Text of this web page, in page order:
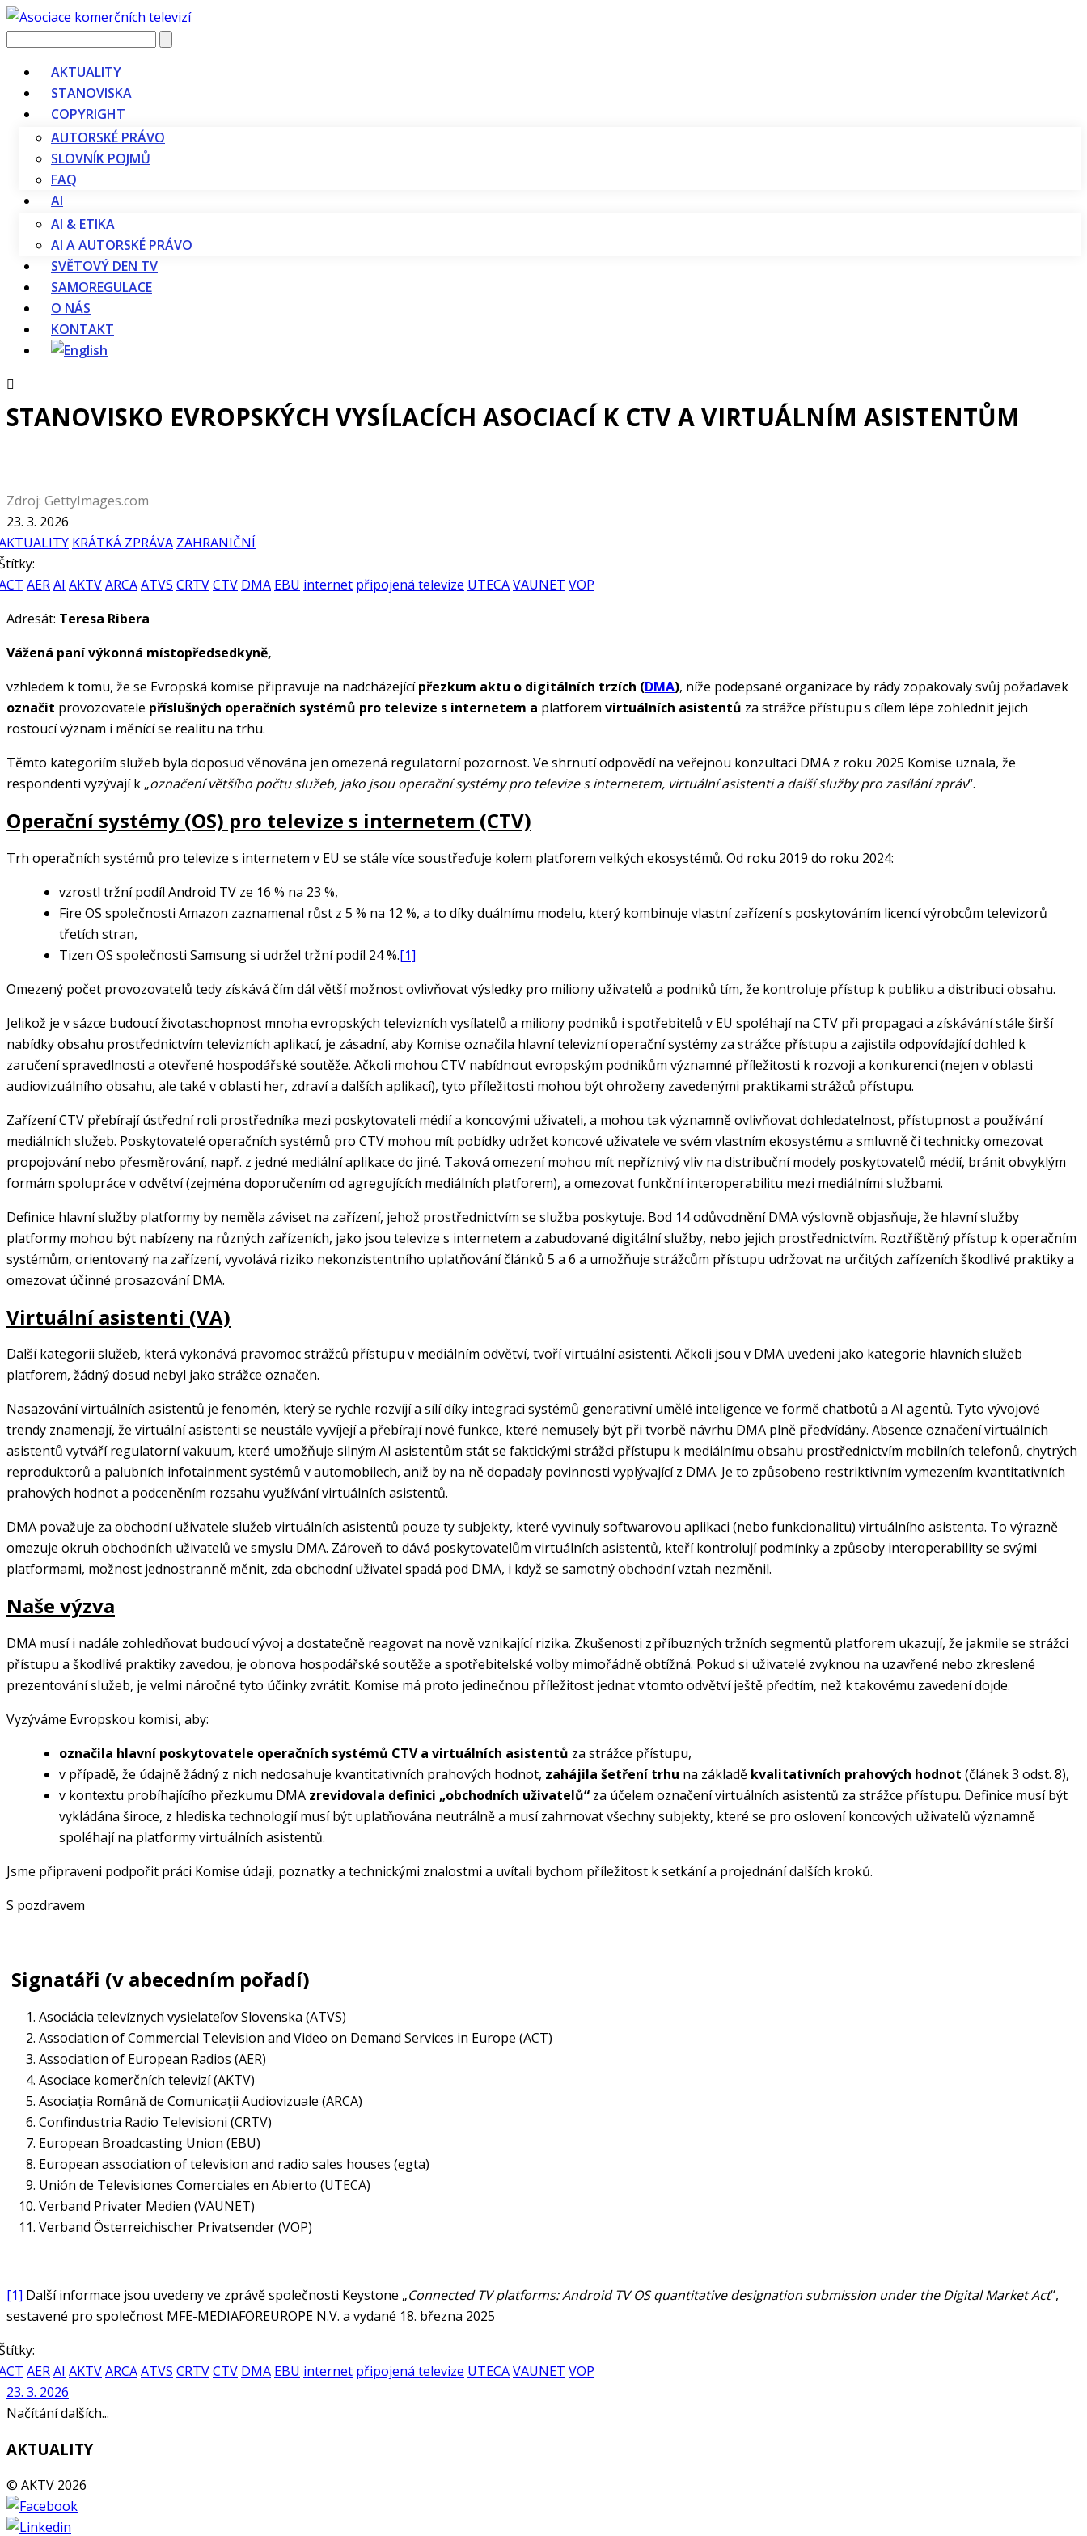
Vyhledávání
AKTUALITY
STANOVISKA
COPYRIGHT
AUTORSKÉ PRÁVO
SLOVNÍK POJMŮ
FAQ
AI
AI & ETIKA
AI A AUTORSKÉ PRÁVO
SVĚTOVÝ DEN TV
SAMOREGULACE
O NÁS
KONTAKT
STANOVISKO EVROPSKÝCH VYSÍLACÍCH ASOCIACÍ K CTV A VIRTUÁLNÍM ASISTENTŮM
Zdroj: GettyImages.com
23. 3. 2026
KRÁTKÁ ZPRÁVA ZAHRANIČNÍ
AERAI AKTVARCAATVS CRTVCTV DMA EBU internet připojená televize UTECAVAUNET VOP
Adresát: Teresa Ribera
Vážená paní výkonná místopředsedkyně,
vzhledem k tomu, že se Evropská komise připravuje na nadcházejícípřezkum aktu o digitálních trzích (DMA), níže podepsané organizace by rády zopakovaly svůj požadavek
označit provozovatele příslušných operačních systémů pro televize s internetem a platforem virtuálních asistentů za strážce přístupu s cílem lépe zohlednit jejich
rostoucí význam i měnící se realitu na trhu.
Těmto kategoriím služeb byla doposud věnována jen omezená regulatorní pozornost. Ve shrnutí odpovědí na veřejnou konzultaci DMA z roku 2025 Komise uznala, že
respondenti vyzývají k „označení většího počtu služeb, jako jsou operační systémy pro televize s internetem, virtuální asistenti a další služby pro zasílání zpráv“.
Operační systémy (OS) pro televize s internetem (CTV)
Trh operačních systémů pro televize s internetem v EU se stále více soustřeďuje kolem platforem velkých ekosystémů. Od roku 2019 do roku 2024:
vzrostl tržní podíl Android TV ze 16 % na 23 %,
Fire OS společnosti Amazon zaznamenal růst z 5 % na 12 %, a to díky duálnímu modelu, který kombinuje vlastní zařízení s poskytováním licencí výrobcům televizorů
třetích stran,
Tizen OS společnosti Samsung si udržel tržní podíl 24 %.[1]
Omezený počet provozovatelů tedy získává čím dál větší možnost ovlivňovat výsledky pro miliony uživatelů a podniků tím, že kontroluje přístup k publiku a distribuci obsahu.
Jelikož je v sázce budoucí životaschopnost mnoha evropských televizních vysílatelů a miliony podniků i spotřebitelů v EU spoléhají na CTV při propagaci a získávání stále širší
nabídky obsahu prostřednictvím televizních aplikací, je zásadní, aby Komise označila hlavní televizní operační systémy za strážce přístupu a zajistila odpovídající dohled k
zaručení spravedlnosti a otevřené hospodářské soutěže. Ačkoli mohou CTV nabídnout evropským podnikům významné příležitosti k rozvoji a konkurenci (nejen v oblasti
audiovizuálního obsahu, ale také v oblasti her, zdraví a dalších aplikací), tyto příležitosti mohou být ohroženy zavedenými praktikami strážců přístupu.
Zařízení CTV přebírají ústřední roli prostředníka mezi poskytovateli médií a koncovými uživateli, a mohou tak významně ovlivňovat dohledatelnost, přístupnost a používání
mediálních služeb. Poskytovatelé operačních systémů pro CTV mohou mít pobídky udržet koncové uživatele ve svém vlastním ekosystému a smluvně či technicky omezovat
propojování nebo přesměrování, např. z jedné mediální aplikace do jiné. Taková omezení mohou mít nepříznivý vliv na distribuční modely poskytovatelů médií, bránit obvyklým
formám spolupráce v odvětví (zejména doporučením od agregujících mediálních platforem), a omezovat funkční interoperabilitu mezi mediálními službami.
Definice hlavní služby platformy by neměla záviset na zařízení, jehož prostřednictvím se služba poskytuje. Bod 14 odůvodnění DMA výslovně objasňuje, že hlavní služby
platformy mohou být nabízeny na různých zařízeních, jako jsou televize s internetem a zabudované digitální služby, nebo jejich prostřednictvím. Roztříštěný přístup k operačním
systémům, orientovaný na zařízení, vyvolává riziko nekonzistentního uplatňování článků 5 a 6 a umožňuje strážcům přístupu udržovat na určitých zařízeních škodlivé praktiky a
omezovat účinné prosazování DMA.
Virtuální asistenti (VA)
Další kategorii služeb, která vykonává pravomoc strážců přístupu v mediálním odvětví, tvoří virtuální asistenti. Ačkoli jsou v DMA uvedeni jako kategorie hlavních služeb
platforem, žádný dosud nebyl jako strážce označen.
Nasazování virtuálních asistentů je fenomén, který se rychle rozvíjí a sílí díky integraci systémů generativní umělé inteligence ve formě chatbotů a AI agentů. Tyto vývojové
trendy znamenají, že virtuální asistenti se neustále vyvíjejí a přebírají nové funkce, které nemusely být při tvorbě návrhu DMA plně předvídány. Absence označení virtuálních
asistentů vytváří regulatorní vakuum, které umožňuje silným AI asistentům stát se faktickými strážci přístupu k mediálnímu obsahu prostřednictvím mobilních telefonů, chytrých
reproduktorů a palubních infotainment systémů v automobilech, aniž by na ně dopadaly povinnosti vyplývající z DMA. Je to způsobeno restriktivním vymezením kvantitativních
prahových hodnot a podceněním rozsahu využívání virtuálních asistentů.
DMA považuje za obchodní uživatele služeb virtuálních asistentů pouze ty subjekty, které vyvinuly softwarovou aplikaci (nebo funkcionalitu) virtuálního asistenta. To výrazně
omezuje okruh obchodních uživatelů ve smyslu DMA. Zároveň to dává poskytovatelům virtuálních asistentů, kteří kontrolují podmínky a způsoby interoperability se svými
platformami, možnost jednostranně měnit, zda obchodní uživatel spadá pod DMA, i když se samotný obchodní vztah nezměnil.
Naše výzva
DMA musí i nadále zohledňovat budoucí vývoj a dostatečně reagovat na nově vznikající rizika. Zkušenosti z příbuzných tržních segmentů platforem ukazují, že jakmile se strážci
přístupu a škodlivé praktiky zavedou, je obnova hospodářské soutěže a spotřebitelské volby mimořádně obtížná. Pokud si uživatelé zvyknou na uzavřené nebo zkreslené
prezentování služeb, je velmi náročné tyto účinky zvrátit. Komise má proto jedinečnou příležitost jednat v tomto odvětví ještě předtím, než k takovému zavedení dojde.
Vyzýváme Evropskou komisi, aby:
označila hlavní poskytovatele operačních systémů CTV a virtuálních asistentů za strážce přístupu,
v případě, že údajně žádný z nich nedosahuje kvantitativních prahových hodnot, zahájila šetření trhu na základě kvalitativních prahových hodnot (článek 3 odst. 8),
v kontextu probíhajícího přezkumu DMA zrevidovala definici „obchodních uživatelů“ za účelem označení virtuálních asistentů za strážce přístupu. Definice musí být
vykládána široce, z hlediska technologií musí být uplatňována neutrálně a musí zahrnovat všechny subjekty, které se pro oslovení koncových uživatelů významně
spoléhají na platformy virtuálních asistentů.
Jsme připraveni podpořit práci Komise údaji, poznatky a technickými znalostmi a uvítali bychom příležitost k setkání a projednání dalších kroků.
S pozdravem
Signatáři (v abecedním pořadí)
Asociácia televíznych vysielateľov Slovenska (ATVS)
Association of Commercial Television and Video on Demand Services in Europe (ACT)
Association of European Radios (AER)
Asociace komerčních televizí (AKTV)
Asociația Română de Comunicații Audiovizuale (ARCA)
Confindustria Radio Televisioni (CRTV)
European Broadcasting Union (EBU)
European association of television and radio sales houses (egta)
Unión de Televisiones Comerciales en Abierto (UTECA)
Verband Privater Medien (VAUNET)
Verband Österreichischer Privatsender (VOP)
[1] Další informace jsou uvedeny ve zprávě společnosti Keystone „Connected TV platforms: Android TV OS quantitative designation submission under the Digital Market Act“,
sestavené pro společnost MFE-MEDIAFOREUROPE N.V. a vydané 18. března 2025
AERAI AKTVARCAATVS CRTVCTV DMA EBU internet připojená televize UTECAVAUNET VOP
23. 3. 2026
Načítání dalších...
AKTUALITY
© AKTV 2026